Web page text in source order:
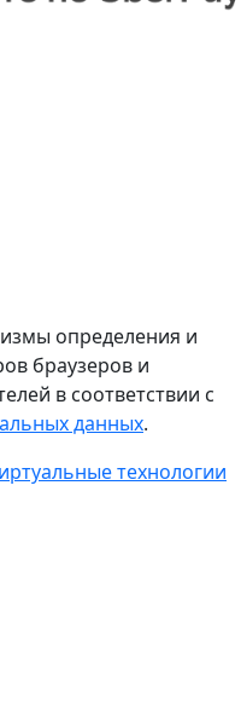
определения и
браузеров и
в соответствии с
данных.
технологии